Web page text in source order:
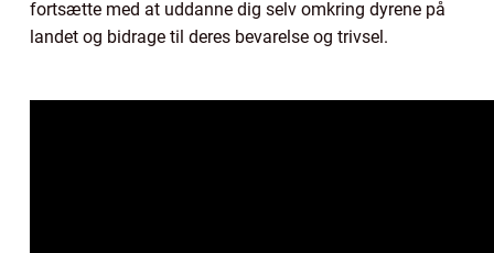
fortsætte med at uddanne dig selv omkring dyrene på
landet og bidrage til deres bevarelse og trivsel.